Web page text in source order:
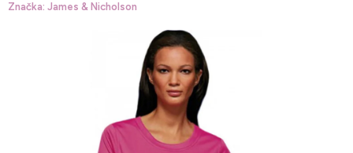
Značka: James & Nicholson